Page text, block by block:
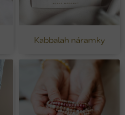
Kabbalah náramky